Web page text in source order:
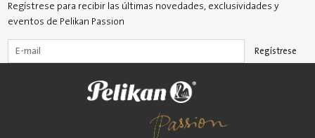
Regístrese para recibir las últimas novedades, exclusividades y
eventos de Pelikan Passion
Regístrese